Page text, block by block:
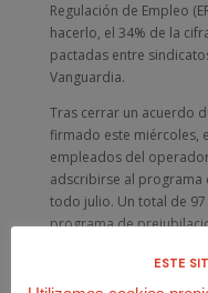
Regulación de Empleo
hacerlo, el 34% de la
pactadas entre
Vanguardia.
Tras cerrar un acuerdo
firmado este miércoles,
empleados del
adscribirse al programa
todo julio. Un total de
programa de
ESTE